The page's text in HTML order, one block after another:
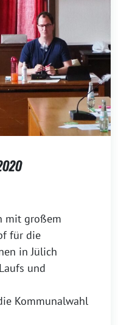
mit großem
für die
in Jülich
und
Kommunalwahl